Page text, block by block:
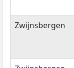
Zwijnsbergen